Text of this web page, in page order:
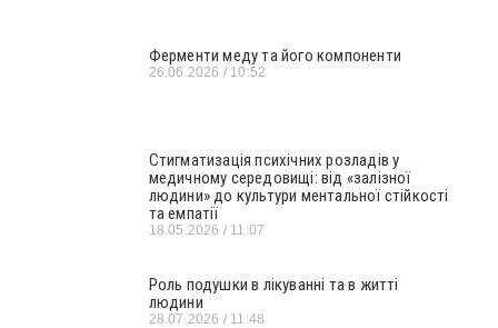
Ферменти меду та його компоненти
26.06.2026 10:52
Стигматизація психічних розладів у
медичному середовищі: від «залізної
людини» до культури ментальної стійкості
та емпатії
18.05.2026 11:07
Роль подушки в лікуванні та в житті
людини
28.07.2026 11:48